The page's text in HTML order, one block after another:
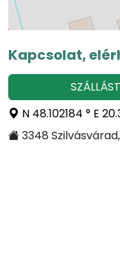
Kapcsolat,
N 48.102184 ° E
3348